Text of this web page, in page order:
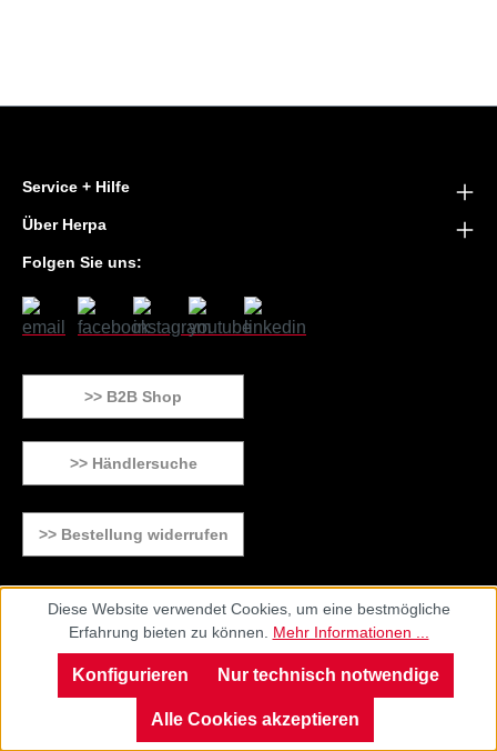
Service + Hilfe
Über Herpa
Folgen Sie uns:
>> B2B Shop
>> Händlersuche
>> Bestellung widerrufen
Diese Website verwendet Cookies, um eine bestmögliche
Erfahrung bieten zu können. Mehr Informationen ...
Nur technisch notwendige
Konfigurieren
Alle Cookies akzeptieren